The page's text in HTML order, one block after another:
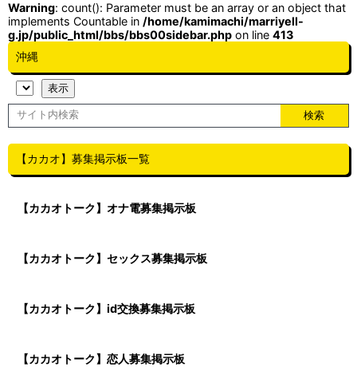
Warning: count(): Parameter must be an array or an object that
implements Countable in /home/kamimachi/marriyell-
g.jp/public_html/bbs/bbs00sidebar.php on line 413
沖縄
【カカオ】募集掲示板一覧
【カカオトーク】オナ電募集掲示板
【カカオトーク】セックス募集掲示板
【カカオトーク】id交換募集掲示板
【カカオトーク】恋人募集掲示板